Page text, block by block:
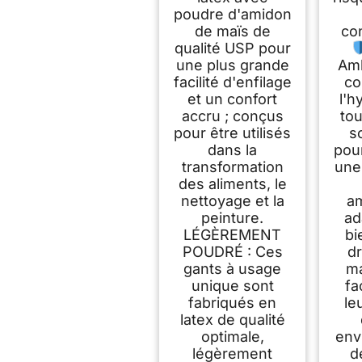
naturels, taille L
(GS0024)
poudre d'amidon
de maïs de
qualité USP pour
une plus grande
facilité d'enfilage
et un confort
accru ; conçus
pour être utilisés
dans la
transformation
des aliments, le
nettoyage et la
peinture.
LÉGÈREMENT
POUDRÉ : Ces
gants à usage
unique sont
fabriqués en
latex de qualité
optimale,
légèrement